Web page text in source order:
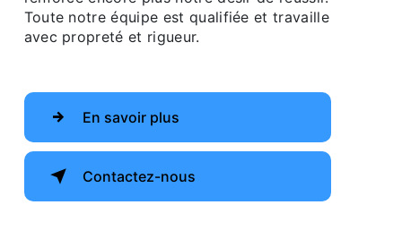
Toute notre équipe est qualifiée et travaille
avec propreté et rigueur.
En savoir plus
Contactez-nous